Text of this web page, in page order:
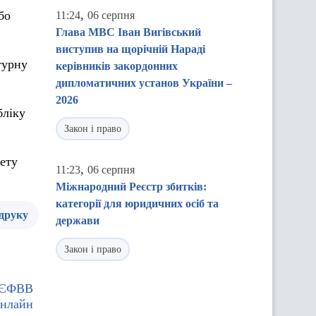
ЄФВВ
11:24, 06 серпня
Глава МВС Іван Вигівський
виступив на щорічній Нараді
керівників закордонних
дипломатичних установ України –
2026
Закон і право
11:23, 06 серпня
Міжнародний Реєстр збитків:
категорії для юридичних осіб та
держави
Закон і право